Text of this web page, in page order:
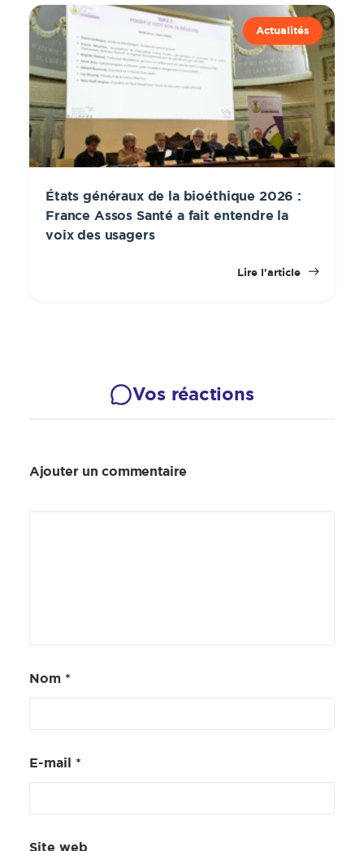
Actualités
États généraux de la bioéthique 2026 :
France Assos Santé a fait entendre la
voix des usagers
Lire l'article
Vos réactions
Ajouter un commentaire
Nom *
E-mail *
Site web